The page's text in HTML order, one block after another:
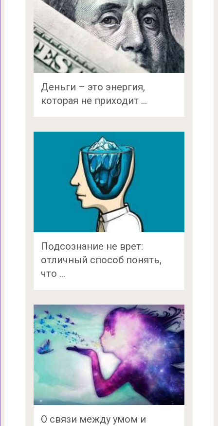
Деньги – это энергия,
которая не приходит …
Подсознание не врет:
отличный способ понять,
что …
О связи между умом и